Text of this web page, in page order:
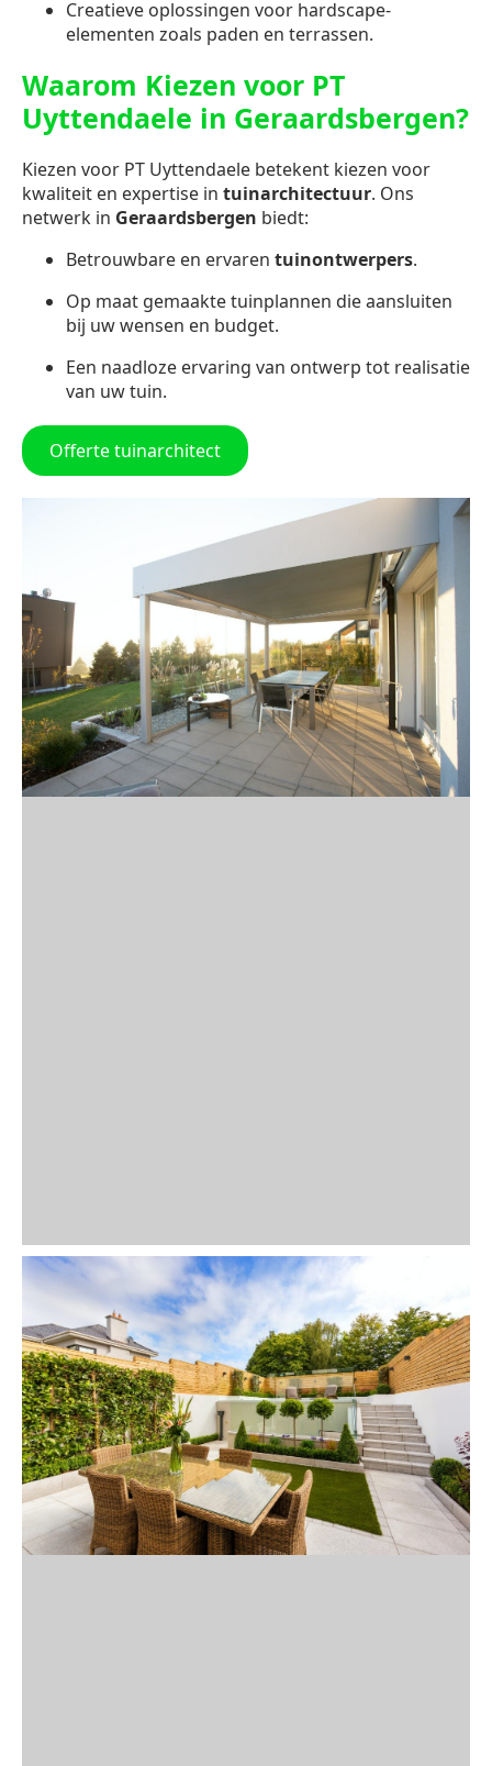
Creatieve oplossingen voor hardscape-
elementen zoals paden en terrassen.
Waarom Kiezen voor PT
Uyttendaele in Geraardsbergen?
Kiezen voor PT Uyttendaele betekent kiezen voor
kwaliteit en expertise in tuinarchitectuur. Ons
netwerk in Geraardsbergen biedt:
Betrouwbare en ervaren tuinontwerpers.
Op maat gemaakte tuinplannen die aansluiten
bij uw wensen en budget.
Een naadloze ervaring van ontwerp tot realisatie
van uw tuin.
Offerte tuinarchitect